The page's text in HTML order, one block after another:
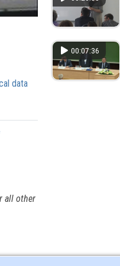
data
all other
00:07:36